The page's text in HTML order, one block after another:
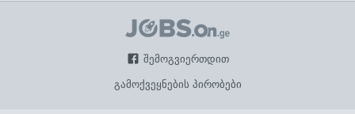
შემოგვიერთდით
გამოქვეყნების პირობები